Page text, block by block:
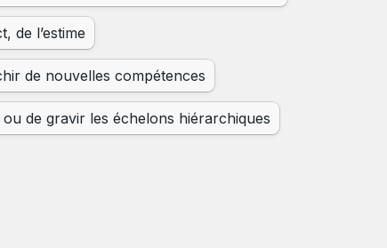
de l’estime
de nouvelles compétences
de gravir les échelons hiérarchiques